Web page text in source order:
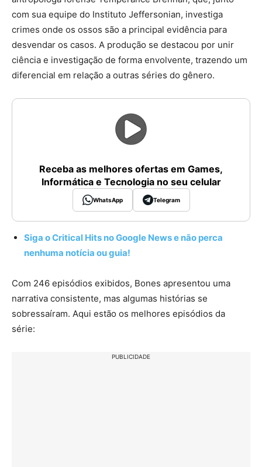
com sua equipe do Instituto Jeffersonian, investiga
crimes onde os ossos são a principal evidência para
desvendar os casos. A produção se destacou por unir
ciência e investigação de forma envolvente, trazendo um
diferencial em relação a outras séries do gênero.
Receba as melhores ofertas em Games,
Informática e Tecnologia no seu celular
WhatsApp Telegram
Siga o Critical Hits no Google News e não perca
nenhuma notícia ou guia!
Com 246 episódios exibidos, Bones apresentou uma
narrativa consistente, mas algumas histórias se
sobressaíram. Aqui estão os melhores episódios da
série:
PUBLICIDADE